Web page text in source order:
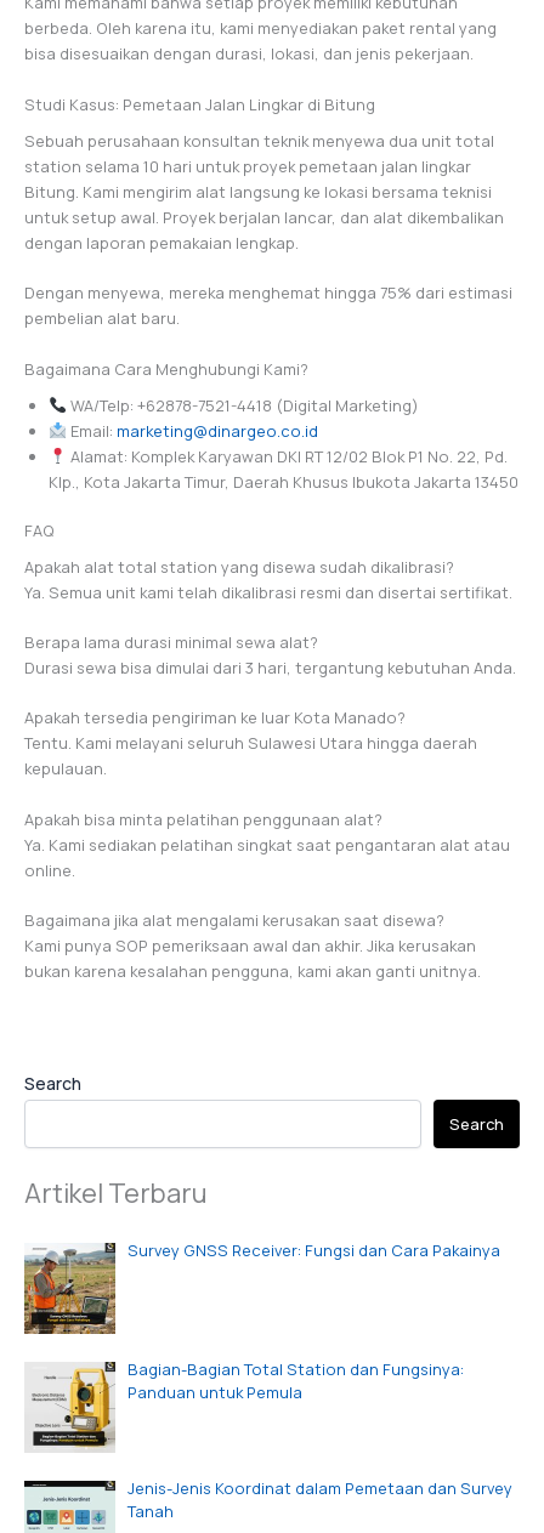
Search
Search
Artikel Terbaru
Survey GNSS Receiver: Fungsi dan Cara Pakainya
Bagian-Bagian Total Station dan Fungsinya:
Panduan untuk Pemula
Jenis-Jenis Koordinat dalam Pemetaan dan Survey
Tanah
berbeda. Oleh karena itu, kami menyediakan paket rental yang
bisa disesuaikan dengan durasi, lokasi, dan jenis pekerjaan.
Studi Kasus: Pemetaan Jalan Lingkar di Bitung
Sebuah perusahaan konsultan teknik menyewa dua unit total
station selama 10 hari untuk proyek pemetaan jalan lingkar
Bitung. Kami mengirim alat langsung ke lokasi bersama teknisi
untuk setup awal. Proyek berjalan lancar, dan alat dikembalikan
dengan laporan pemakaian lengkap.
Dengan menyewa, mereka menghemat hingga 75% dari estimasi
pembelian alat baru.
Bagaimana Cara Menghubungi Kami?
WA/Telp: +62878-7521-4418 (Digital Marketing)
Email: marketing@dinargeo.co.id
Alamat: Komplek Karyawan DKI RT 12/02 Blok P1 No. 22, Pd.
Klp., Kota Jakarta Timur, Daerah Khusus Ibukota Jakarta 13450
FAQ
Apakah alat total station yang disewa sudah dikalibrasi?
Ya. Semua unit kami telah dikalibrasi resmi dan disertai sertifikat.
Berapa lama durasi minimal sewa alat?
Durasi sewa bisa dimulai dari 3 hari, tergantung kebutuhan Anda.
Apakah tersedia pengiriman ke luar Kota Manado?
Tentu. Kami melayani seluruh Sulawesi Utara hingga daerah
kepulauan.
Apakah bisa minta pelatihan penggunaan alat?
Ya. Kami sediakan pelatihan singkat saat pengantaran alat atau
online.
Bagaimana jika alat mengalami kerusakan saat disewa?
Kami punya SOP pemeriksaan awal dan akhir. Jika kerusakan
bukan karena kesalahan pengguna, kami akan ganti unitnya.